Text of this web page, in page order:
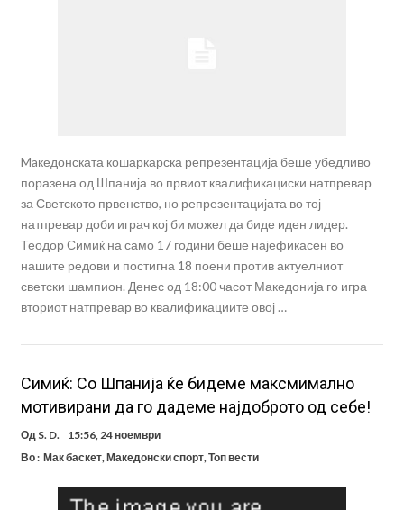
Maкедонската кошаркарска репрезентација беше убедливо
поразена од Шпанија во првиот квалификациски натпревар
за Светското првенство, но репрезентацијата во тој
натпревар доби играч кој би можел да биде иден лидер.
Теодор Симиќ на само 17 години беше најефикасен во
нашите редови и постигна 18 поени против актуелниот
светски шампион. Денес од 18:00 часот Македонија го игра
вториот натпревар во квалификациите овој …
Симиќ: Со Шпанија ќе бидеме максмимално
мотивирани да го дадеме најдоброто од себе!
Од S. D.
15:56, 24 ноември
Во : Мак баскет,Македонски спорт,Топ вести